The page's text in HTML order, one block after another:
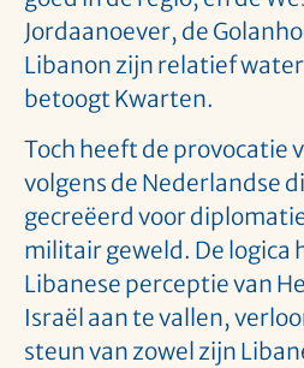
Jordaanoever, de
Libanon zijn relatief
betoogt Kwarten.
Toch heeft de provocatie
volgens de Nederlandse
gecreëerd voor
militair geweld. De logica
Libanese perceptie van
Israël aan te vallen,
steun van zowel zijn